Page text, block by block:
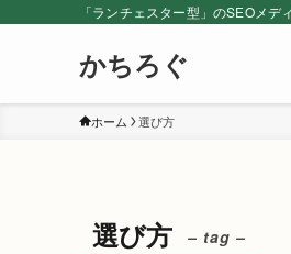
「ランチェスター型」のSEOメ
かちろぐ
ホーム 選び方
選び方 – tag –